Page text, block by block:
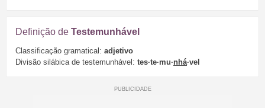
Definição de Testemunhável
Classificação gramatical: adjetivo
Divisão silábica de testemunhável: tes·te·mu·nhá·vel